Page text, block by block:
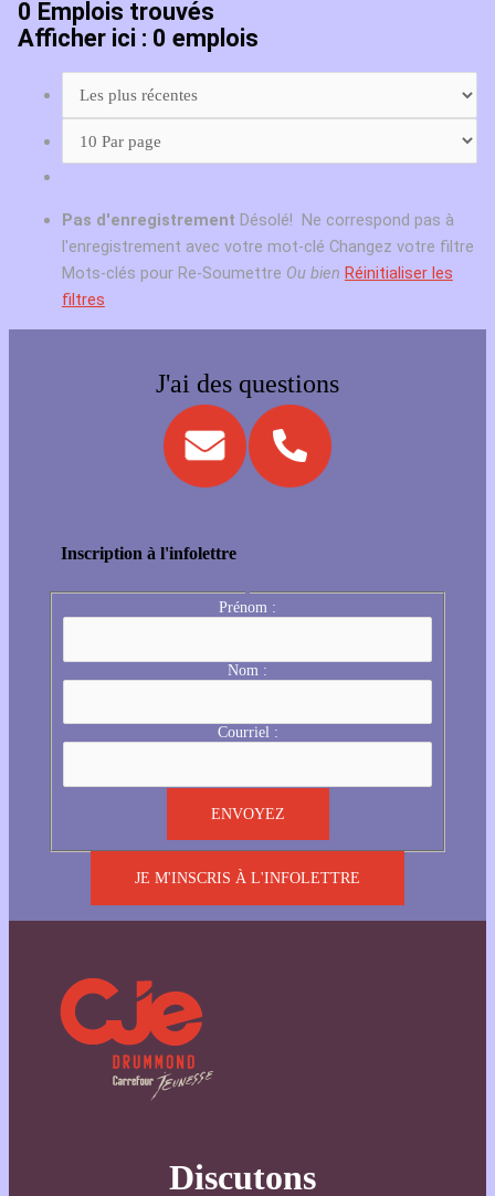
0 Emplois trouvés
Afficher ici : 0 emplois
Pas d'enregistrement Désolé! Ne correspond pas à
l'enregistrement avec votre mot-clé Changez votre filtre
Mots-clés pour Re-Soumettre Ou bien Réinitialiser les
filtres
J'ai des questions
Inscription à l'infolettre
Prénom :
Nom :
Courriel :
JE M'INSCRIS À L'INFOLETTRE
Discutons